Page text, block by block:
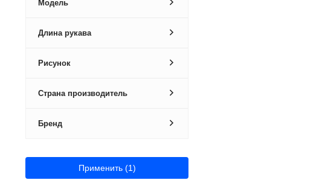
Модель
Длина рукава
Рисунок
Страна производитель
Бренд
Применить (1)